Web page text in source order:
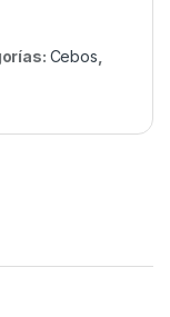
Cebos